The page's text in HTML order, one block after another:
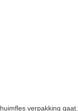
verpakking gaat.